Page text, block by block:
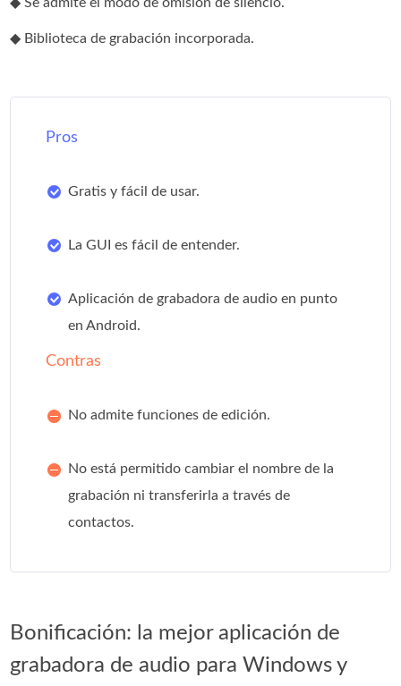
◆ Se admite el modo de omisión de silencio.
◆ Biblioteca de grabación incorporada.
Pros
Gratis y fácil de usar.
La GUI es fácil de entender.
Aplicación de grabadora de audio en punto
en Android.
Contras
No admite funciones de edición.
No está permitido cambiar el nombre de la
grabación ni transferirla a través de
contactos.
Bonificación: la mejor aplicación de
grabadora de audio para Windows y